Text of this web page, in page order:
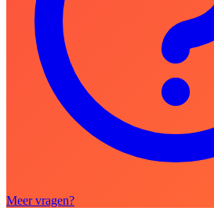
Meer vragen?